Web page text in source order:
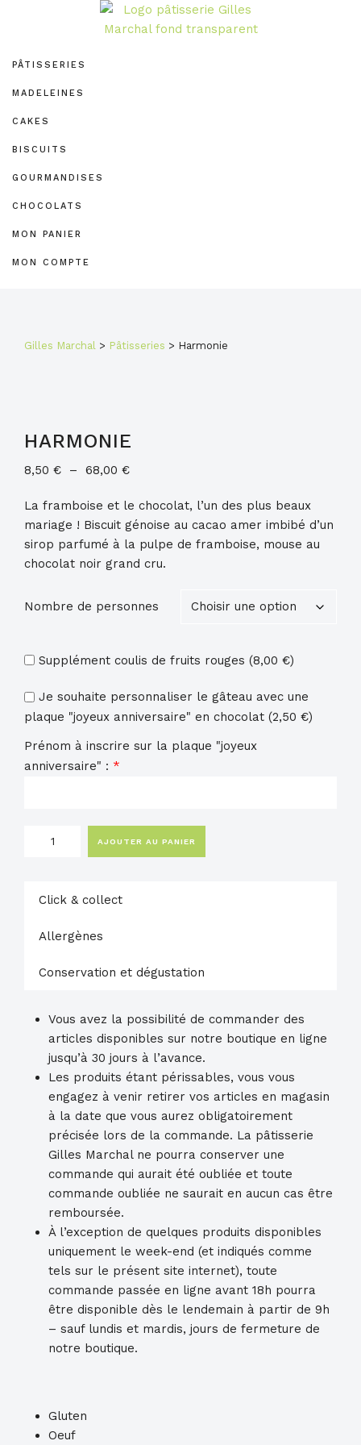
navigation
principale
principal
de
page
PÂTISSERIES
MADELEINES
CAKES
BISCUITS
GOURMANDISES
CHOCOLATS
MON PANIER
MON COMPTE
Gilles Marchal > Pâtisseries > Harmonie
HARMONIE
8,50 € – 68,00 €Plage
prix :
8,50 €
à
68,00 €
La framboise et le chocolat, l’un des plus beaux
mariage ! Biscuit génoise au cacao amer imbibé d’un
sirop parfumé à la pulpe de framboise, mouse au
chocolat noir grand cru.
Nombre de personnes
Supplément coulis de fruits rouges (8,00 €)
Je souhaite personnaliser le gâteau avec une
plaque "joyeux anniversaire" en chocolat (2,50 €)
Prénom à inscrire sur la plaque "joyeux
anniversaire" : *
quantité
AJOUTER AU PANIER
Click & collect
Allergènes
Conservation et dégustation
Vous avez la possibilité de commander des
articles disponibles sur notre boutique en ligne
jusqu’à 30 jours à l’avance.
Les produits étant périssables, vous vous
engagez à venir retirer vos articles en magasin
à la date que vous aurez obligatoirement
précisée lors de la commande. La pâtisserie
Gilles Marchal ne pourra conserver une
commande qui aurait été oubliée et toute
commande oubliée ne saurait en aucun cas être
remboursée.
À l’exception de quelques produits disponibles
uniquement le week-end (et indiqués comme
tels sur le présent site internet), toute
commande passée en ligne avant 18h pourra
être disponible dès le lendemain à partir de 9h
– sauf lundis et mardis, jours de fermeture de
notre boutique.
Gluten
Oeuf